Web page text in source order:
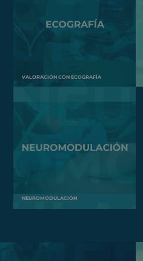
VALORACIÓN CON ECOGRAFÍA
NEUROMODULACIÓN